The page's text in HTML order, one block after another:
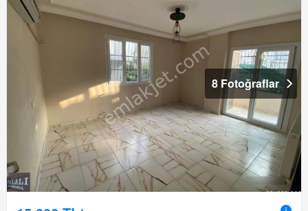
8 Fotoğraflar